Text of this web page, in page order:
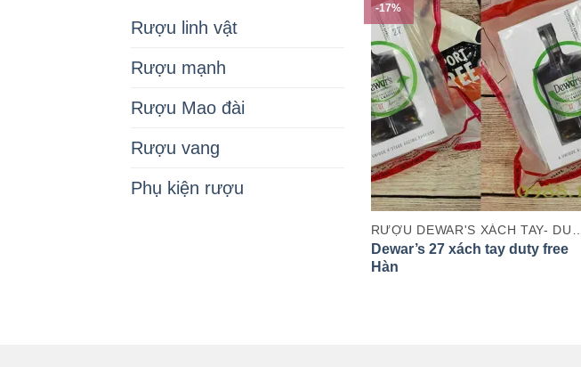
Rượu linh vật
Rượu mạnh
Rượu Mao đài
Rượu vang
Phụ kiện rượu
-17%
Dewar’s 27 xách tay duty free
Hàn